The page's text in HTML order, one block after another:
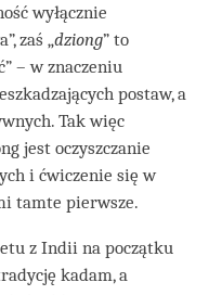
wyłącznie
zaś „dziong” to
– w znaczeniu
postaw, a
Tak więc
jest oczyszczanie
i ćwiczenie się w
tamte pierwsze.
z Indii na początku
kadam, a